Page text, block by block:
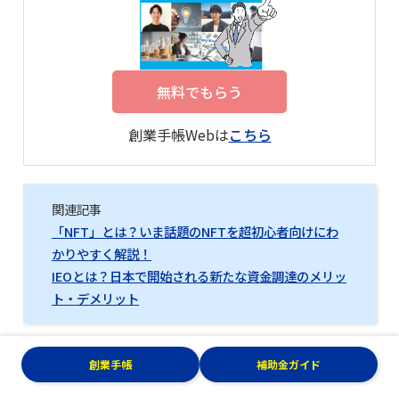
無料でもらう
創業手帳Webはこちら
関連記事
「NFT」とは？いま話題のNFTを超初心者向けにわ
かりやすく解説！
IEOとは？日本で開始される新たな資金調達のメリッ
ト・デメリット
（編集：創業手帳編集部）
創業手帳 補助金ガイド